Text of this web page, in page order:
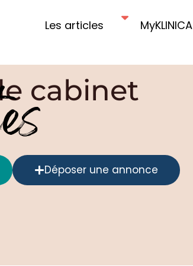
Les articles MyKLINICA
cabinet
Déposer une annonce